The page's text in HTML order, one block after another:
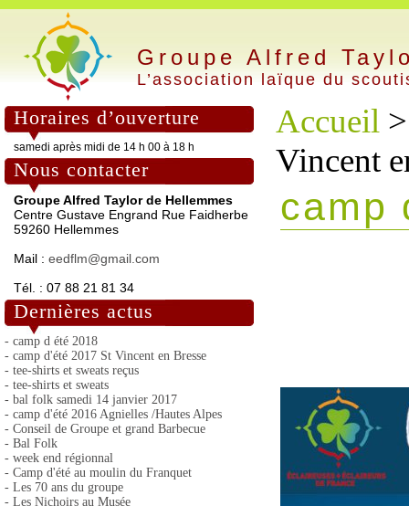
Groupe Alfred
L’association laïque du
Horaires d’ouverture
samedi après midi de 14 h 00 à 18 h
Nous contacter
Groupe Alfred Taylor de Hellemmes
Centre Gustave Engrand Rue Faidherbe
59260 Hellemmes
Mail : eedflm@gmail.com
Tél. : 07 88 21 81 34
Dernières actus
- camp d été 2018
- camp d'été 2017 St Vincent en Bresse
- tee-shirts et sweats reçus
- tee-shirts et sweats
- bal folk samedi 14 janvier 2017
- camp d'été 2016 Agnielles /Hautes Alpes
- Conseil de Groupe et grand Barbecue
- Bal Folk
- week end régionnal
- Camp d'été au moulin du Franquet
- Les 70 ans du groupe
- Les Nichoirs au Musée
Accueil
Vincent
camp